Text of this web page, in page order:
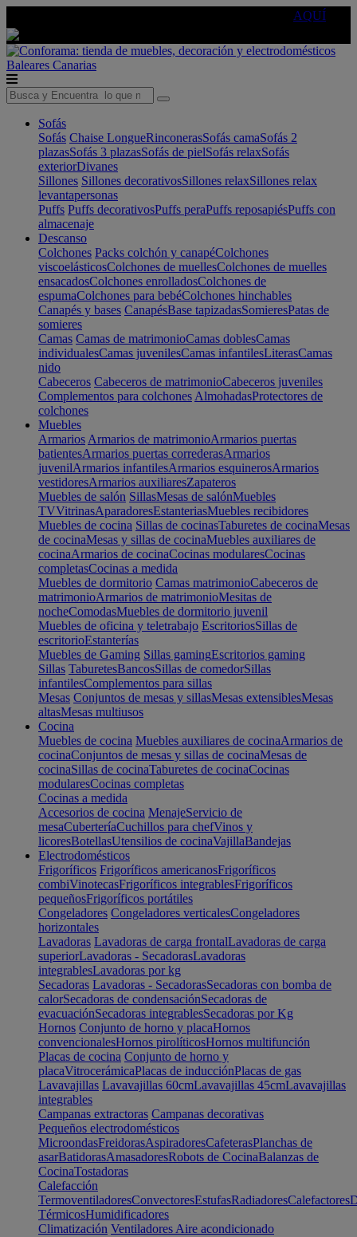
AQUÍ
Baleares Canarias
Sofás
Sofás Chaise LongueRinconerasSofás camaSofás 2
plazasSofás 3 plazasSofás de pielSofás relaxSofás
exteriorDivanes
Sillones Sillones decorativosSillones relaxSillones relax
levantapersonas
Puffs Puffs decorativosPuffs peraPuffs reposapiésPuffs con
almacenaje
Descanso
Colchones Packs colchón y canapéColchones
viscoelásticosColchones de muellesColchones de muelles
ensacadosColchones enrolladosColchones de
espumaColchones para bebéColchones hinchables
Canapés y bases CanapésBase tapizadasSomieresPatas de
somieres
Camas Camas de matrimonioCamas doblesCamas
individualesCamas juvenilesCamas infantilesLiterasCamas
nido
Cabeceros Cabeceros de matrimonioCabeceros juveniles
Complementos para colchones AlmohadasProtectores de
colchones
Muebles
Armarios Armarios de matrimonioArmarios puertas
batientesArmarios puertas correderasArmarios
juvenilArmarios infantilesArmarios esquinerosArmarios
vestidoresArmarios auxiliaresZapateros
Muebles de salón SillasMesas de salónMuebles
TVVitrinasAparadoresEstanteriasMuebles recibidores
Muebles de cocina Sillas de cocinasTaburetes de cocinaMesas
de cocinaMesas y sillas de cocinaMuebles auxiliares de
cocinaArmarios de cocinaCocinas modularesCocinas
completasCocinas a medida
Muebles de dormitorio Camas matrimonioCabeceros de
matrimonioArmarios de matrimonioMesitas de
nocheComodasMuebles de dormitorio juvenil
Muebles de oficina y teletrabajo EscritoriosSillas de
escritorioEstanterías
Muebles de Gaming Sillas gamingEscritorios gaming
Sillas TaburetesBancosSillas de comedorSillas
infantilesComplementos para sillas
Mesas Conjuntos de mesas y sillasMesas extensiblesMesas
altasMesas multiusos
Cocina
Muebles de cocina Muebles auxiliares de cocinaArmarios de
cocinaConjuntos de mesas y sillas de cocinaMesas de
cocinaSillas de cocinaTaburetes de cocinaCocinas
modularesCocinas completas
Cocinas a medida
Accesorios de cocina MenajeServicio de
mesaCuberteríaCuchillos para chefVinos y
licoresBotellasUtensilios de cocinaVajillaBandejas
Electrodomésticos
Frigoríficos Frigoríficos americanosFrigoríficos
combiVinotecasFrigoríficos integrablesFrigoríficos
pequeñosFrigoríficos portátiles
Congeladores Congeladores verticalesCongeladores
horizontales
Lavadoras Lavadoras de carga frontalLavadoras de carga
superiorLavadoras - SecadorasLavadoras
integrablesLavadoras por kg
Secadoras Lavadoras - SecadorasSecadoras con bomba de
calorSecadoras de condensaciónSecadoras de
evacuaciónSecadoras integrablesSecadoras por Kg
Hornos Conjunto de horno y placaHornos
convencionalesHornos pirolíticosHornos multifunción
Placas de cocina Conjunto de horno y
placaVitrocerámicaPlacas de inducciónPlacas de gas
Lavavajillas Lavavajillas 60cmLavavajillas 45cmLavavajillas
integrables
Campanas extractoras Campanas decorativas
Pequeños electrodomésticos
MicroondasFreidorasAspiradoresCafeterasPlanchas de
asarBatidorasAmasadoresRobots de CocinaBalanzas de
CocinaTostadoras
Calefacción
TermoventiladoresConvectoresEstufasRadiadoresCalefactores
TérmicosHumidificadores
Climatización Ventiladores Aire acondicionado